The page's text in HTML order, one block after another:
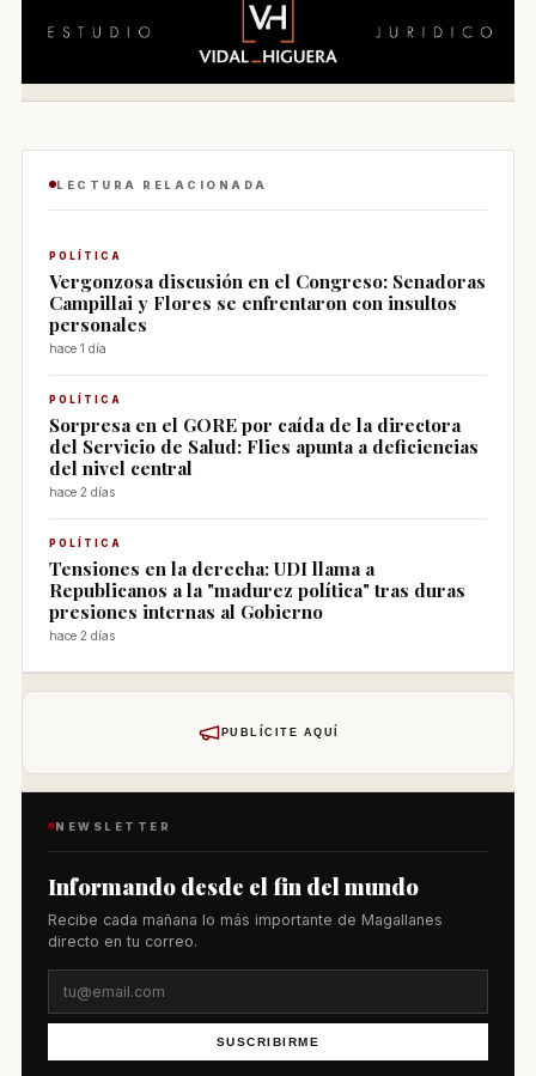
LECTURA RELACIONADA
POLÍTICA
Vergonzosa discusión en el Congreso: Senadoras
Campillai y Flores se enfrentaron con insultos
personales
hace 1 día
POLÍTICA
Sorpresa en el GORE por caída de la directora
del Servicio de Salud: Flies apunta a deficiencias
del nivel central
hace 2 días
POLÍTICA
Tensiones en la derecha: UDI llama a
Republicanos a la "madurez política" tras duras
presiones internas al Gobierno
hace 2 días
PUBLÍCITE AQUÍ
NEWSLETTER
Informando desde el fin del mundo
Recibe cada mañana lo más importante de Magallanes
directo en tu correo.
SUSCRIBIRME